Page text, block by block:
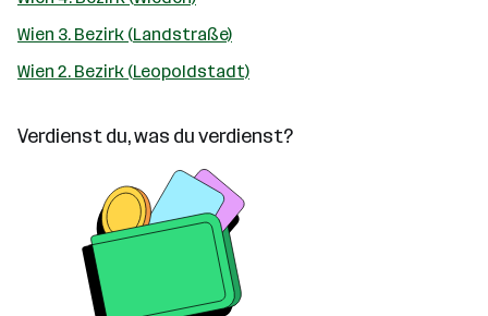
Wien 3. Bezirk (Landstraße)
Wien 2. Bezirk (Leopoldstadt)
Verdienst du, was du verdienst?